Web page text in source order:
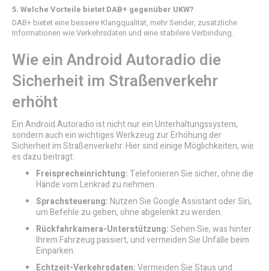
5. Welche Vorteile bietet DAB+ gegenüber UKW?
DAB+ bietet eine bessere Klangqualität, mehr Sender, zusätzliche
Informationen wie Verkehrsdaten und eine stabilere Verbindung.
Wie ein Android Autoradio die
Sicherheit im Straßenverkehr
erhöht
Ein Android Autoradio ist nicht nur ein Unterhaltungssystem,
sondern auch ein wichtiges Werkzeug zur Erhöhung der
Sicherheit im Straßenverkehr. Hier sind einige Möglichkeiten, wie
es dazu beiträgt:
Freisprecheinrichtung:Telefonieren Sie sicher, ohne die
Hände vom Lenkrad zu nehmen.
Sprachsteuerung:Nutzen Sie Google Assistant oder Siri,
um Befehle zu geben, ohne abgelenkt zu werden.
Rückfahrkamera-Unterstützung:Sehen Sie, was hinter
Ihrem Fahrzeug passiert, und vermeiden Sie Unfälle beim
Einparken.
Echtzeit-Verkehrsdaten:Vermeiden Sie Staus und